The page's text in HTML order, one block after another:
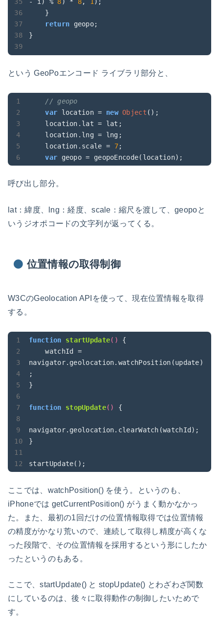
- i) % 8 ) * 8, 1);
return geopo;
}
という GeoPoエンコード ライブラリ部分と、
// geopo
var location = new Object ();
    location.scale =
7;
var geopo = geopoEncode(location);
呼び出し部分。
lat：緯度、lng：経度、scale：縮尺を渡して、geopoと
いうジオポコードの文字列が返ってくる。
位置情報の取得制御
W3CのGeolocation APIを使って、現在位置情報を取得
する。
function startUpdate( ) {
    watchId =
navigator.geolocation.watchPosition(update)
;
}
function stopUpdate( ) {
navigator.geolocation.clearWatch(watchId);
}
startUpdate();
ここでは、watchPosition() を使う。というのも、
iPhoneでは getCurrentPosition() がうまく動かなかっ
た。また、最初の1回だけの位置情報取得では位置情報
の精度がかなり荒いので、連続して取得し精度が高くな
った段階で、その位置情報を採用するという形にしたか
ったというのもある。
ここで、startUpdate() と stopUpdate() とわざわざ関数
にしているのは、後々に取得動作の制御したいためで
す。